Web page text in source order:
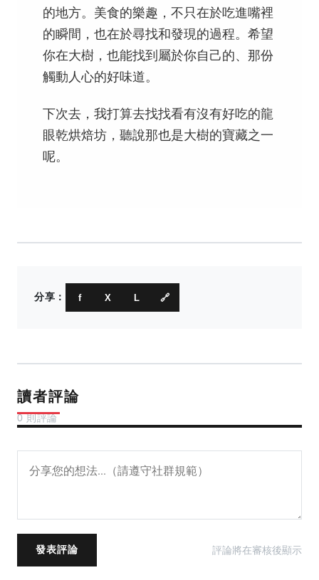
的地方。美食的樂趣，不只在於吃進嘴裡
的瞬間，也在於尋找和發現的過程。希望
你在大樹，也能找到屬於你自己的、那份
觸動人心的好味道。
下次去，我打算去找找看有沒有好吃的龍
眼乾烘焙坊，聽說那也是大樹的寶藏之一
呢。
分享： f X L 🔗
讀者評論
0 則評論
發表評論 評論將在審核後顯示